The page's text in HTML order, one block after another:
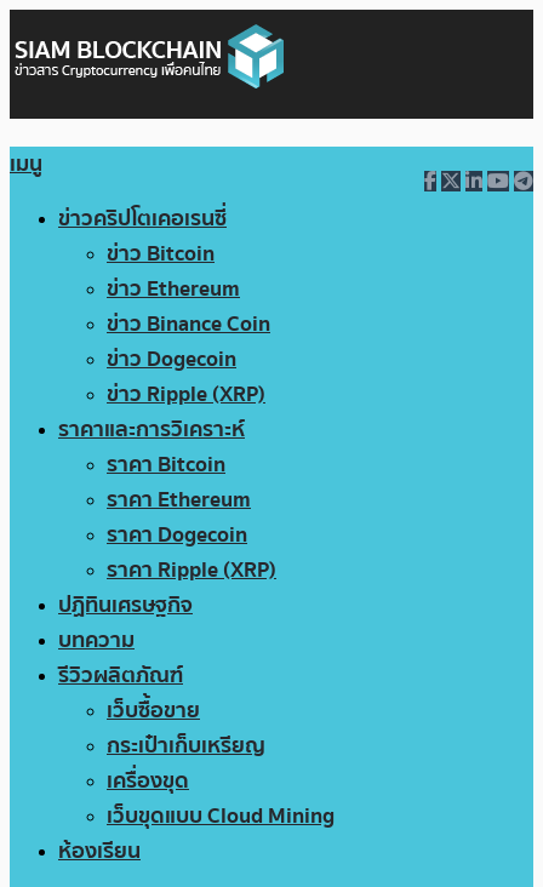
เมนู
ข่าวคริปโตเคอเรนซี่
ข่าว Bitcoin
ข่าว Ethereum
ข่าว Binance Coin
ข่าว Dogecoin
ข่าว Ripple (XRP)
ราคาและการวิเคราะห์
ราคา Bitcoin
ราคา Ethereum
ราคา Dogecoin
ราคา Ripple (XRP)
ปฏิทินเศรษฐกิจ
บทความ
รีวิวผลิตภัณฑ์
เว็บซื้อขาย
กระเป๋าเก็บเหรียญ
เครื่องขุด
เว็บขุดแบบ Cloud Mining
ห้องเรียน